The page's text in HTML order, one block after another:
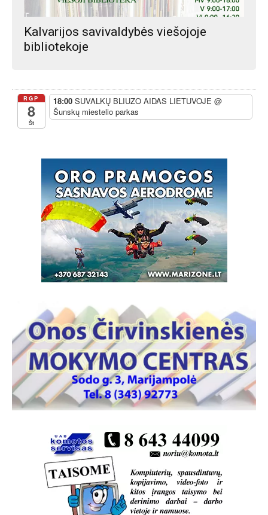
Kalvarijos savivaldybės viešojoje
bibliotekoje
RGP
8
Št
18:00 SUVALKŲ BLIUZO AIDAS LIETUVOJE @
Šunskų miestelio parkas